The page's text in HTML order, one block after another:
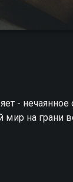
-
на грани